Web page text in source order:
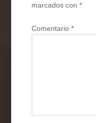
marcados con*
Comentario*